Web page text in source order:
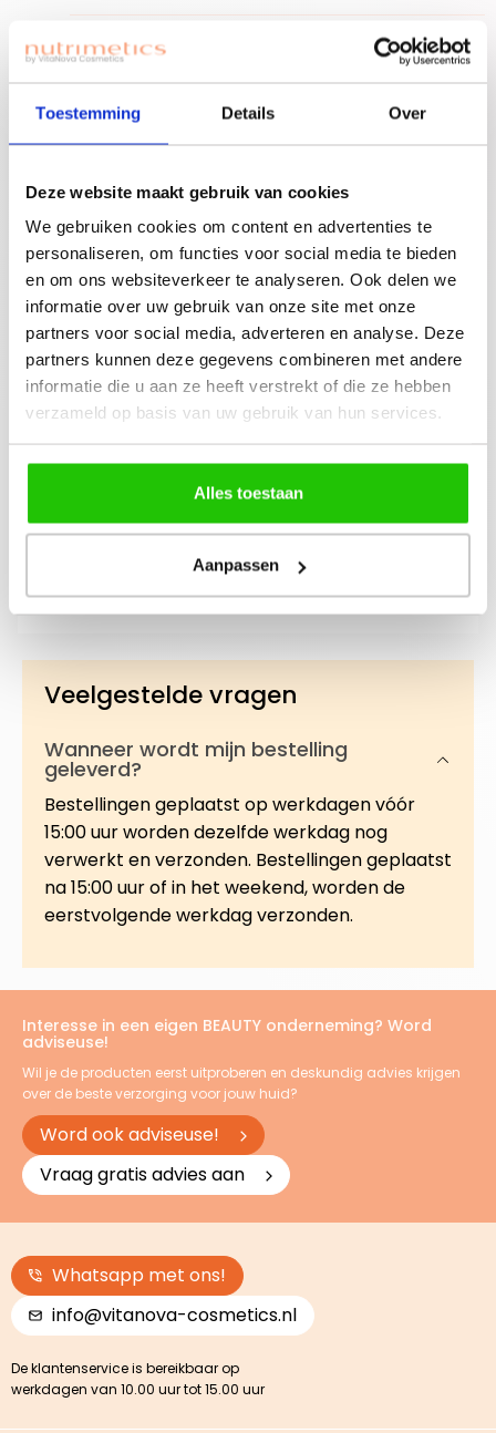
Toestemming Details Over
Deze website maakt gebruik van cookies
We gebruiken cookies om content en advertenties te
personaliseren, om functies voor social media te bieden
en om ons websiteverkeer te analyseren. Ook delen we
informatie over uw gebruik van onze site met onze
partners voor social media, adverteren en analyse. Deze
partners kunnen deze gegevens combineren met andere
informatie die u aan ze heeft verstrekt of die ze hebben
verzameld op basis van uw gebruik van hun services.
Alles toestaan
Aanpassen
Join for free!
Ben je nieuwe
accounthouder?
Vergeet niet jouw
welkomstgift te
Bouw je eigen
beauty community!
Advies nodig of een
gratis workshop
boeken? Neem
contact op met
jouw adviseuse of
mail ons!
ontwikkeld om vochtverlies tegen te gaan en
de huid te ondersteunen bij tekenen van huid…
Meer
Veelgestelde vragen
Wanneer wordt mijn bestelling
geleverd?
Bestellingen geplaatst op werkdagen vóór
15:00 uur worden dezelfde werkdag nog
verwerkt en verzonden. Bestellingen geplaatst
na 15:00 uur of in het weekend, worden de
eerstvolgende werkdag verzonden.
Interesse in een eigen BEAUTY onderneming? Word
adviseuse!
Wil je de producten eerst uitproberen en deskundig advies krijgen
over de beste verzorging voor jouw huid?
Word ook adviseuse!
Vraag gratis advies aan
Whatsapp met ons!
info@vitanova-cosmetics.nl
De klantenservice is bereikbaar op
werkdagen van 10.00 uur tot 15.00 uur